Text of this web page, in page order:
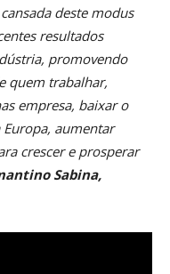
deste modus
resultados
promovendo
quem trabalhar,
empresa, baixar o
aumentar
crescer e prosperar
Sabina,